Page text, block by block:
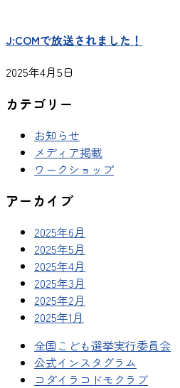
J:COMで放送されました！
2025年4月5日
カテゴリー
お知らせ
メディア掲載
ワークショップ
アーカイブ
2025年6月
2025年5月
2025年4月
2025年3月
2025年2月
2025年1月
全国こども選挙実行委員会
公式インスタグラム
コダイラコドモクラブ